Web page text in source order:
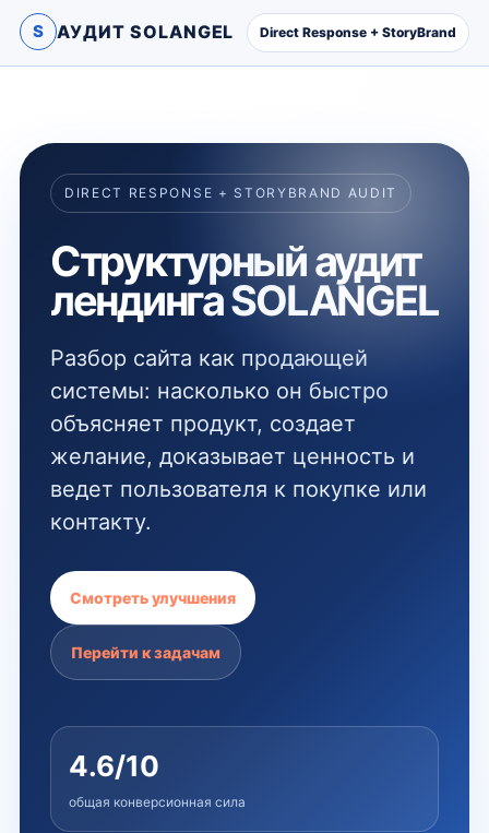
S АУДИТ SOLANGEL Direct Response + StoryBrand
DIRECT RESPONSE + STORYBRAND AUDIT
Структурный аудит
лендинга SOLANGEL
Разбор сайта как продающей
системы: насколько он быстро
объясняет продукт, создает
желание, доказывает ценность и
ведет пользователя к покупке или
контакту.
Смотреть улучшения
Перейти к задачам
4.6/10
общая конверсионная сила